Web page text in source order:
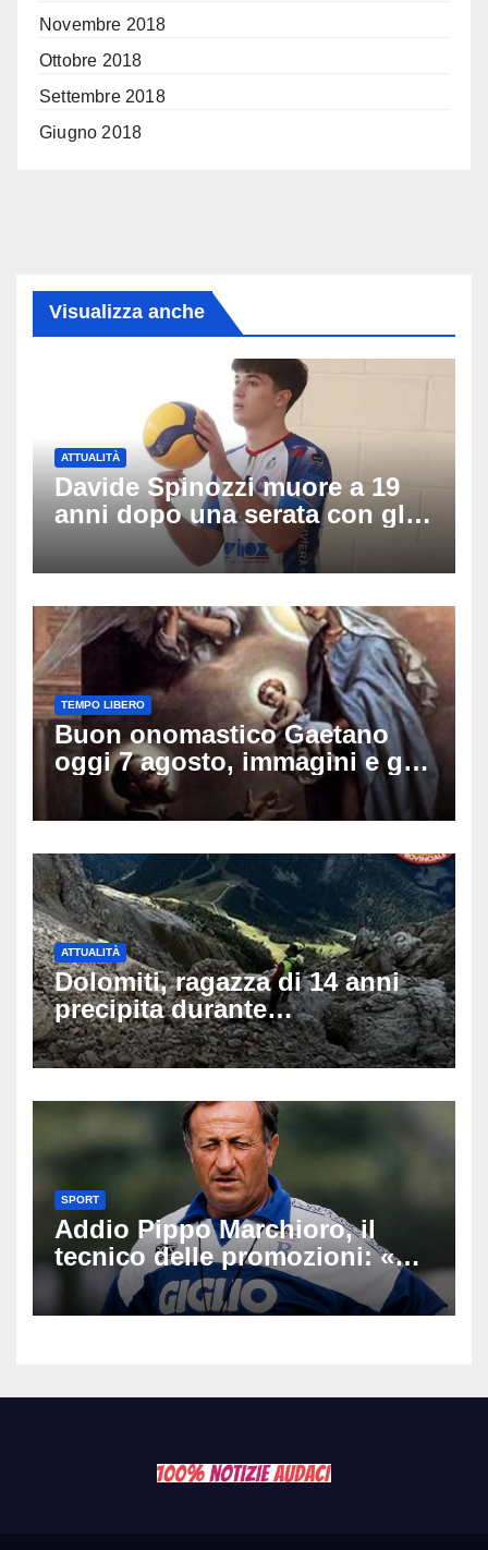
Novembre 2018
Ottobre 2018
Settembre 2018
Giugno 2018
Visualizza anche
ATTUALITÀ
Davide Spinozzi muore a 19
anni dopo una serata con gli
amici: il mistero dello
schianto senza frenata
TEMPO LIBERO
Buon onomastico Gaetano
oggi 7 agosto, immagini e gif
di auguri da condividere sui
social
ATTUALITÀ
Dolomiti, ragazza di 14 anni
precipita durante
un’escursione: tragedia sul
Latemar davanti alla famiglia
SPORT
Addio Pippo Marchioro, il
tecnico delle promozioni: «Ha
scritto pagine indimenticabili
del nostro calcio»